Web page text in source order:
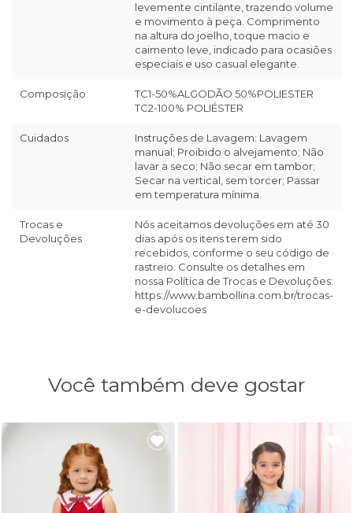
levemente cintilante, trazendo volume
e movimento à peça. Comprimento
na altura do joelho, toque macio e
caimento leve, indicado para ocasiões
especiais e uso casual elegante.
Composição
TC1-50%ALGODÃO 50%POLIESTER
TC2-100% POLIÉSTER
Cuidados
Instruções de Lavagem: Lavagem
manual; Proibido o alvejamento; Não
lavar a seco; Não secar em tambor;
Secar na vertical, sem torcer; Passar
em temperatura mínima.
Trocas e
Devoluções
Nós aceitamos devoluções em até 30
dias após os itens terem sido
recebidos, conforme o seu código de
rastreio. Consulte os detalhes em
nossa Política de Trocas e Devoluções:
https://www.bambollina.com.br/trocas-
e-devolucoes
Você também deve gostar